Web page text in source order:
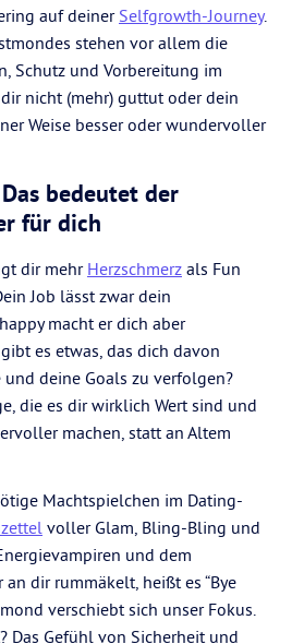
auf deiner Selfgrowth-Journey.
stehen vor allem die
Schutz und Vorbereitung im
nicht (mehr) guttut oder dein
Weise besser oder wundervoller
bedeutet der
für dich
dir mehr Herzschmerz als Fun
Job lässt zwar dein
macht er dich aber
es etwas, das dich davon
deine Goals zu verfolgen?
die es dir wirklich Wert sind und
machen, statt an Altem
Machtspielchen im Dating-
voller Glam, Bling-Bling und
und dem
dir rummäkelt, heißt es “Bye
verschiebt sich unser Fokus.
Das Gefühl von Sicherheit und